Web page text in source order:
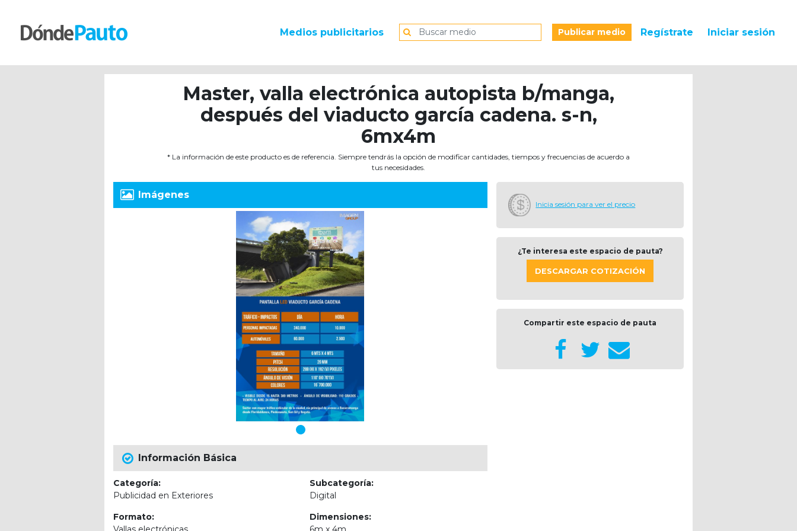
Medios publicitarios Publicar medio Regístrate Iniciar sesión
Master, valla electrónica autopista b/manga,
después del viaducto garcía cadena. s-n,
6mx4m
* La información de este producto es de referencia. Siempre tendrás la opción de modificar cantidades, tiempos y frecuencias de acuerdo a
tus necesidades.
Imágenes
Información Básica
Categoría:
Publicidad en Exteriores
Subcategoría:
Digital
Formato:
Dimensiones:
Inicia sesión para ver el precio
¿Te interesa este espacio de pauta?
DESCARGAR COTIZACIÓN
Compartir este espacio de pauta